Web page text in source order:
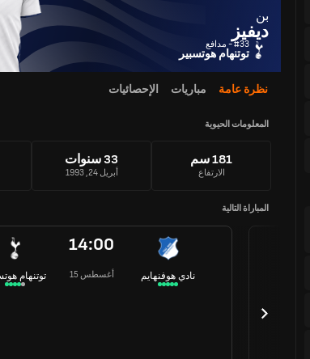
بن
ديفيز
#33 - مدافع
توتنهام هوتسبير
نظرة عامة مباريات الإحصائيات
المعلومات الحيوية
181 سم
الارتفاع
33 سنوات
أبريل 24, 1993
المباراة التالية
توتنهام
14:00
15 أغسطس نادي هوفنهايم